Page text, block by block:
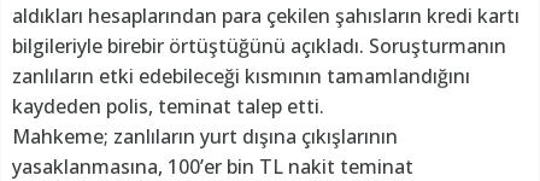
aldıkları hesaplarından para çekilen şahısların kredi kartı
bilgileriyle birebir örtüştüğünü açıkladı. Soruşturmanın
zanlıların etki edebileceği kısmının tamamlandığını
kaydeden polis, teminat talep etti.
Mahkeme; zanlıların yurt dışına çıkışlarının
yasaklanmasına, 100’er bin TL nakit teminat